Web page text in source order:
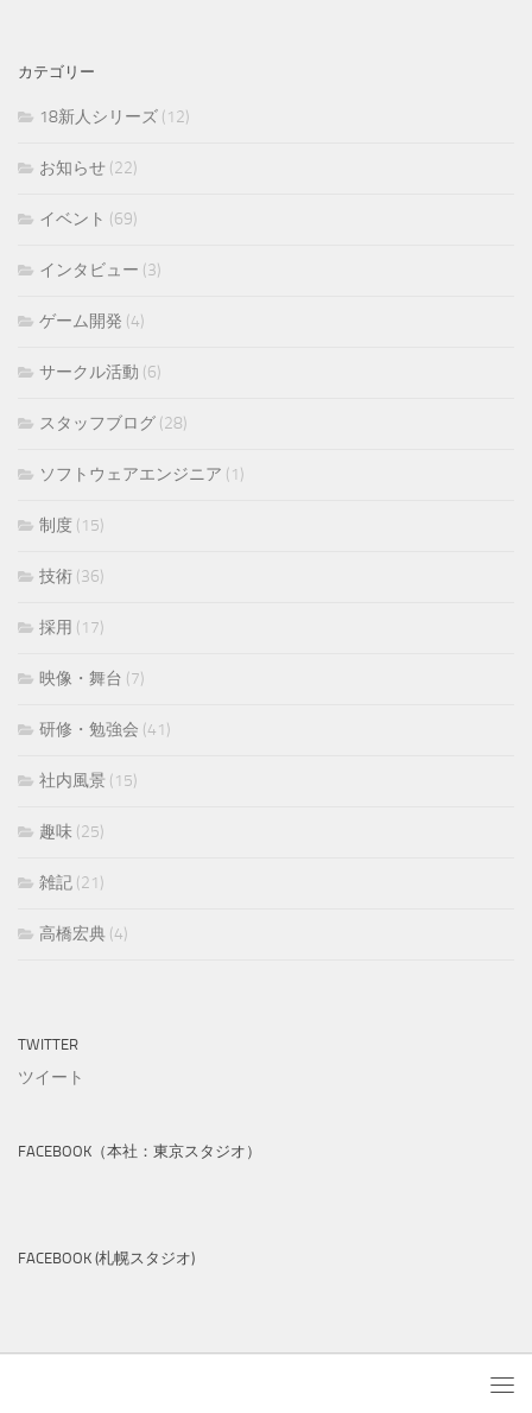
カテゴリー
18新人シリーズ (12)
お知らせ (22)
イベント (69)
インタビュー (3)
ゲーム開発 (4)
サークル活動 (6)
スタッフブログ (28)
ソフトウェアエンジニア (1)
制度 (15)
技術 (36)
採用 (17)
映像・舞台 (7)
研修・勉強会 (41)
社内風景 (15)
趣味 (25)
雑記 (21)
高橋宏典 (4)
TWITTER
ツイート
FACEBOOK（本社：東京スタジオ）
FACEBOOK (札幌スタジオ)